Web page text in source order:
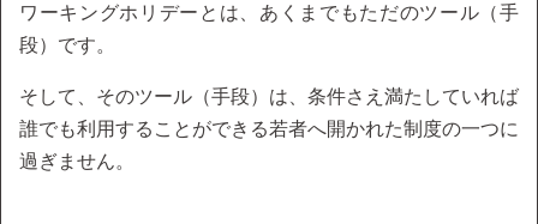
ワーキングホリデーとは、あくまでもただのツール（手
段）です。
そして、そのツール（手段）は、条件さえ満たしていれば
誰でも利用することができる若者へ開かれた制度の一つに
過ぎません。